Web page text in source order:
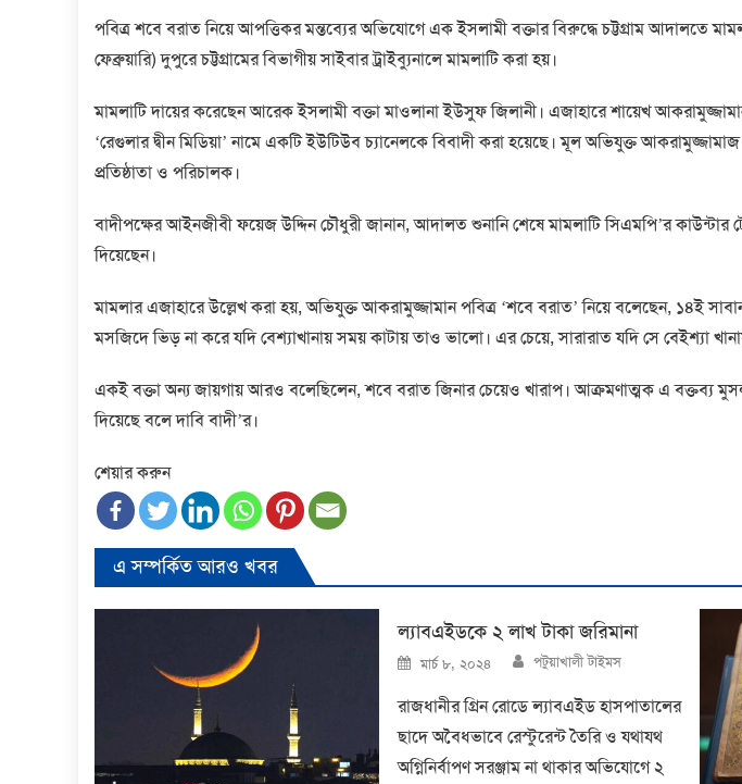
পবিত্র শবে বরাত নিয়ে আপত্তিকর মন্তব্যের অভিযোগে এক ইসলামী বক্তার বিরুদ্ধে চট্টগ্রাম আদালতে
ফেব্রুয়ারি) দুপুরে চট্টগ্রামের বিভাগীয় সাইবার ট্রাইব্যুনালে মামলাটি করা হয়।
মামলাটি দায়ের করেছেন আরেক ইসলামী বক্তা মাওলানা ইউসুফ জিলানী। এজাহারে শায়েখ
‘রেগুলার দ্বীন মিডিয়া’ নামে একটি ইউটিউব চ্যানেলকে বিবাদী করা হয়েছে। মূল অভিযুক্ত
প্রতিষ্ঠাতা ও পরিচালক।
বাদীপক্ষের আইনজীবী ফয়েজ উদ্দিন চৌধুরী জানান, আদালত শুনানি শেষে মামলাটি সিএমপি’র
দিয়েছেন।
মামলার এজাহারে উল্লেখ করা হয়, অভিযুক্ত আকরামুজ্জামান পবিত্র ‘শবে বরাত’ নিয়ে বলেছেন, ১৪ই
মসজিদে ভিড় না করে যদি বেশ্যাখানায় সময় কাটায় তাও ভালো। এর চেয়ে, সারারাত যদি সে বেইশ্যা
একই বক্তা অন্য জায়গায় আরও বলেছিলেন, শবে বরাত জিনার চেয়েও খারাপ। আক্রমণাত্মক এ বক্তব্য
দিয়েছে বলে দাবি বাদী’র।
শেয়ার করুন
এ সম্পর্কিত আরও খবর
ল্যাবএইডকে ২ লাখ টাকা জরিমানা
Posted
on
মার্চ ৮, ২০২৪ Author
পটুয়াখালী টাইমস
রাজধানীর গ্রিন রোডে ল্যাবএইড হাসপাতালের
ছাদে অবৈধভাবে রেস্টুরেন্ট তৈরি ও যথাযথ
অগ্নিনির্বাপণ সরঞ্জাম না থাকার অভিযোগে ২